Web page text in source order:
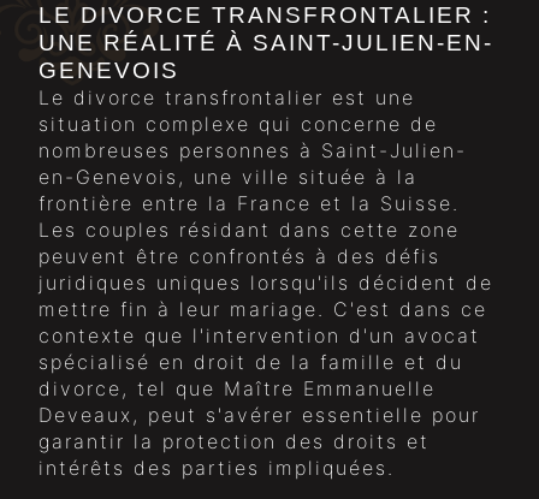
LE DIVORCE TRANSFRONTALIER :
UNE RÉALITÉ À SAINT-JULIEN-EN-
GENEVOIS
Le divorce transfrontalier est une
situation complexe qui concerne de
nombreuses personnes à Saint-Julien-
en-Genevois, une ville située à la
frontière entre la France et la Suisse.
Les couples résidant dans cette zone
peuvent être confrontés à des défis
juridiques uniques lorsqu'ils décident de
mettre fin à leur mariage. C'est dans ce
contexte que l'intervention d'un avocat
spécialisé en droit de la famille et du
divorce, tel que Maître Emmanuelle
Deveaux, peut s'avérer essentielle pour
garantir la protection des droits et
intérêts des parties impliquées.